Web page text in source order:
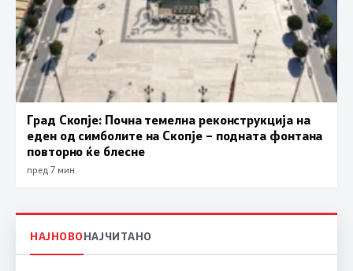
Град Скопје: Почна темелна реконструкција на
еден од симболите на Скопје – подната фонтана
повторно ќе блесне
пред 7 мин.
НАЈНОВОНАЈЧИТАНО